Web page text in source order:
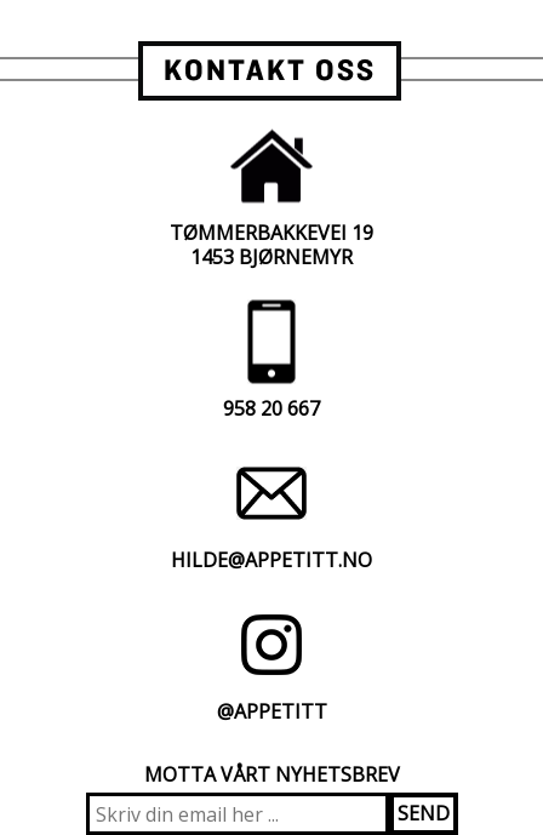
KONTAKT OSS
TØMMERBAKKEVEI 19
1453 BJØRNEMYR
958 20 667
HILDE@APPETITT.NO
@APPETITT
MOTTA VÅRT NYHETSBREV